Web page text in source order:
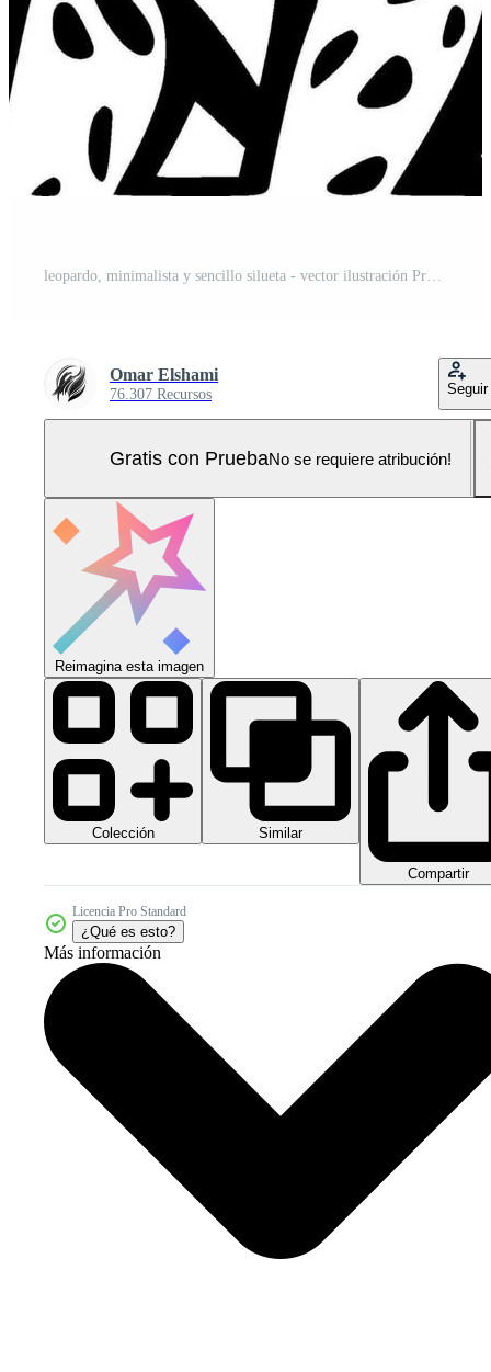
leopardo, minimalista y sencillo silueta - vector ilustración Pro Vector y Pro SVG
Omar Elshami
76.307 Recursos Seguir
Gratis con PruebaNo se requiere atribución!
Reimagina esta imagen
Colección Similar
Compartir
Licencia Pro Standard
¿Qué es esto?
Más información